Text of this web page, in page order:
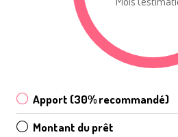
Apport (30% recommandé)
Montant du prêt